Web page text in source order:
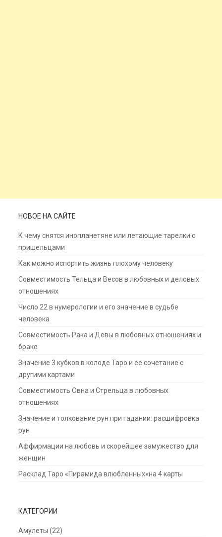
НОВОЕ НА САЙТЕ
К чему снятся инопланетяне или летающие тарелки с
пришельцами
Как можно испортить жизнь плохому человеку
Совместимость Тельца и Весов в любовных и деловых
отношениях
Число 22 в нумерологии и его значение в судьбе
человека
Совместимость Рака и Девы в любовных отношениях и
браке
Значение 3 кубков в колоде Таро и ее сочетание с
другими картами
Совместимость Овна и Стрельца в любовных
отношениях
Значение и толкование рун при гадании: расшифровка
рун
Аффирмации на любовь и скорейшее замужество для
женщин
Расклад Таро «Пирамида влюбленных»на 4 карты
КАТЕГОРИИ
Амулеты (22)